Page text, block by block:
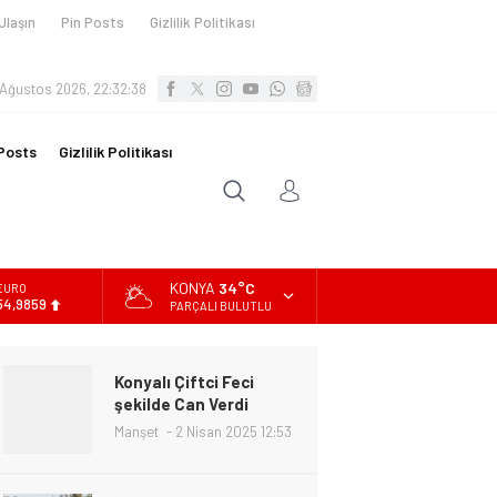
Pin Posts
Gizlilik Politikası
2026, 22:32:40
Gizlilik Politikası
KONYA 34°C
PARÇALI BULUTLU
Konyalı Çiftci Feci
şekilde Can Verdi
Manşet 2 Nisan 2025 12:53